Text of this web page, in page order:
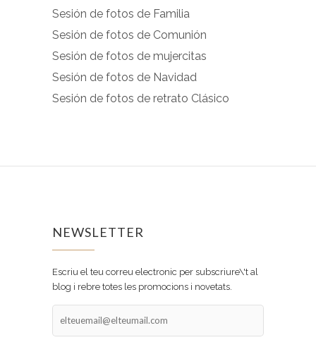
Sesión de fotos de Familia
Sesión de fotos de Comunión
Sesión de fotos de mujercitas
Sesión de fotos de Navidad
Sesión de fotos de retrato Clásico
NEWSLETTER
Escriu el teu correu electronic per subscriure\'t al
blog i rebre totes les promocions i novetats.